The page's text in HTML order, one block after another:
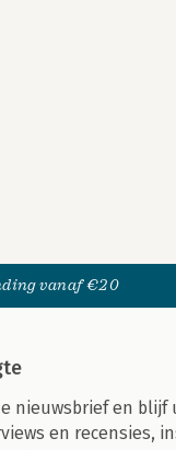
vanaf €20
nieuwsbrief en blijf
en recensies,